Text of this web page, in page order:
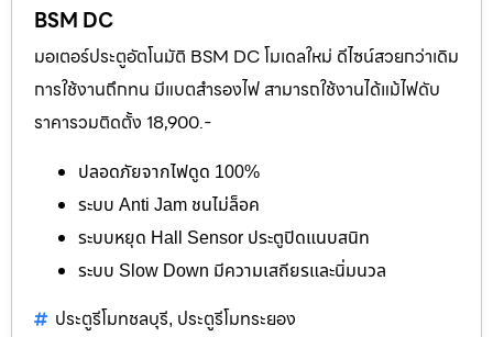
BSM DC
มอเตอร์ประตูอัตโนมัติ BSM DC โมเดลใหม่ ดีไซน์สวยกว่าเดิม
การใช้งานถึกทน มีแบตสำรองไฟ สามารถใช้งานได้แม้ไฟดับ
ราคารวมติดตั้ง 18,900.-
ปลอดภัยจากไฟดูด 100%
ระบบ Anti Jam ชนไม่ล็อค
ระบบหยุด Hall Sensor ประตูปิดแนบสนิท
ระบบ Slow Down มีความเสถียรและนิ่มนวล
ประตูรีโมทชลบุรี, ประตูรีโมทระยอง